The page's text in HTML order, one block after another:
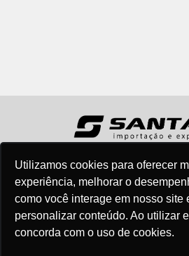
Utilizamos cookies para oferecer
experiência, melhorar o
como você interage em nosso site
personalizar conteúdo. Ao utilizar
concorda com o uso de cookies.
Santana - Importação e Exportação -
Atendimento por telefone: dias úteis,